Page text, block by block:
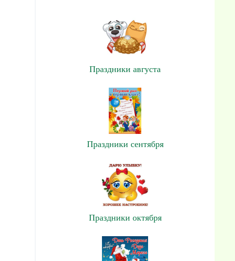
Праздники августа
Праздники сентября
Праздники октября